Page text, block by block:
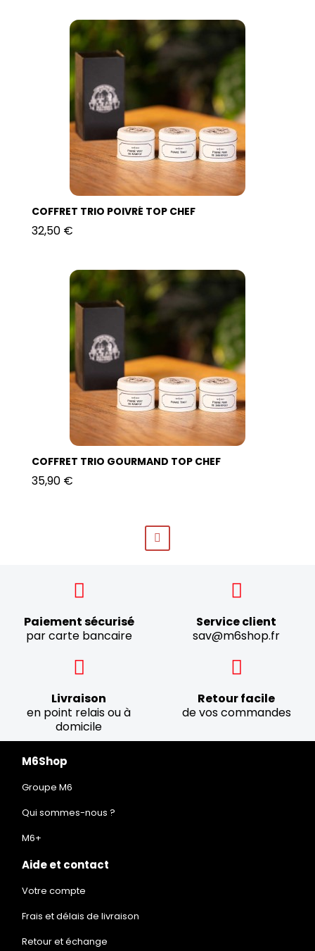
COFFRET TRIO POIVRÉ TOP CHEF
32,50 €
COFFRET TRIO GOURMAND TOP CHEF
35,90 €
Paiement sécurisé
par carte bancaire
Service client
sav@m6shop.fr
Livraison
en point relais ou à
domicile
Retour facile
de vos commandes
M6Shop
Groupe M6
Qui sommes-nous ?
M6+
Aide et contact
Votre compte
Frais et délais de livraison
Retour et échange